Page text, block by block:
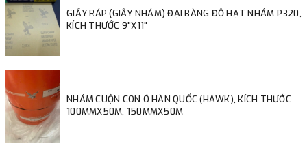
GIẤY RÁP (GIẤY NHÁM) ĐẠI BÀNG ĐỘ HẠT NHÁM P320,
KÍCH THƯỚC 9"X11"
NHÁM CUỘN CON Ó HÀN QUỐC (HAWK), KÍCH THƯỚC
100MMX50M, 150MMX50M